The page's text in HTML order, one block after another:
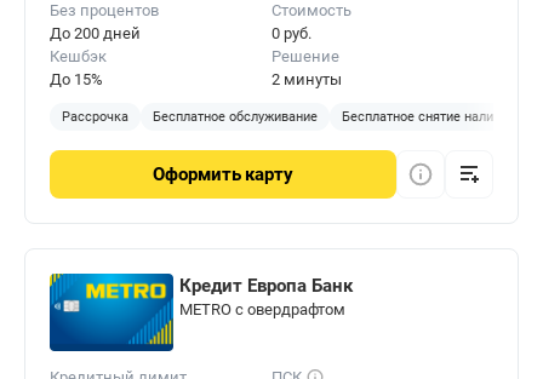
Без процентов
До 200 дней
Стоимость
0 руб.
Кешбэк
До 15%
Решение
2 минуты
Рассрочка Бесплатное обслуживание Бесплатное снятие наличных
Оформить карту
Кредит Европа Банк
METRO с овердрафтом